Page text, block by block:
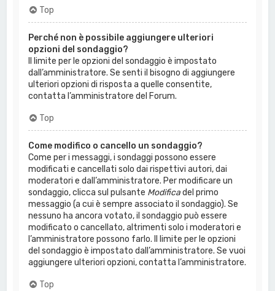
Top
Perché non è possibile aggiungere ulteriori
opzioni del sondaggio?
Il limite per le opzioni del sondaggio è impostato
dall’amministratore. Se senti il bisogno di aggiungere
ulteriori opzioni di risposta a quelle consentite,
contatta l’amministratore del Forum.
Top
Come modifico o cancello un sondaggio?
Come per i messaggi, i sondaggi possono essere
modificati e cancellati solo dai rispettivi autori, dai
moderatori e dall’amministratore. Per modificare un
sondaggio, clicca sul pulsante Modificadel primo
messaggio (a cui è sempre associato il sondaggio). Se
nessuno ha ancora votato, il sondaggio può essere
modificato o cancellato, altrimenti solo i moderatori e
l’amministratore possono farlo. Il limite per le opzioni
del sondaggio è impostato dall’amministratore. Se vuoi
aggiungere ulteriori opzioni, contatta l’amministratore.
Top